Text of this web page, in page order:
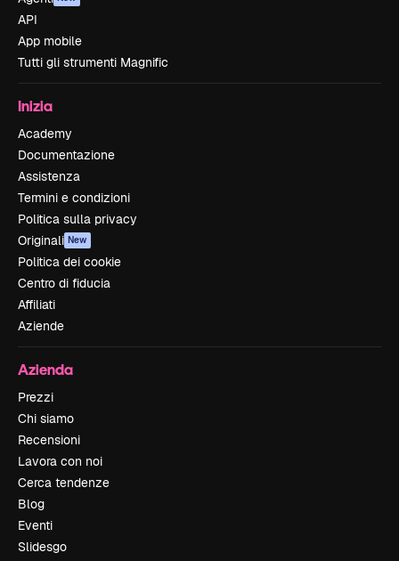
API
App mobile
Tutti gli strumenti Magnific
Inizia
Academy
Documentazione
Assistenza
Termini e condizioni
Politica sulla privacy
Originali New
Politica dei cookie
Centro di fiducia
Affiliati
Aziende
Azienda
Prezzi
Chi siamo
Recensioni
Lavora con noi
Cerca tendenze
Blog
Eventi
Slidesgo